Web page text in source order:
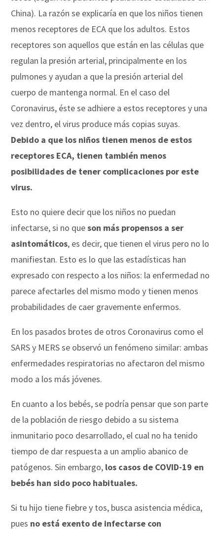
China). La razón se explicaría en que los niños tienen
menos receptores de ECA que los adultos. Estos
receptores son aquellos que están en las células que
regulan la presión arterial, principalmente en los
pulmones y ayudan a que la presión arterial del
cuerpo de mantenga normal. En el caso del
Coronavirus, éste se adhiere a estos receptores y una
vez dentro, el virus produce más copias suyas.
Debido a que los niños tienen menos de estos
receptores ECA, tienen también menos
posibilidades de tener complicaciones por este
virus.
Esto no quiere decir que los niños no puedan
infectarse, si no queson más propensos a ser
asintomáticos, es decir, que tienen el virus pero no lo
manifiestan. Esto es lo que las estadísticas han
expresado con respecto a los niños: la enfermedad no
parece afectarles del mismo modo y tienen menos
probabilidades de caer gravemente enfermos.
En los pasados brotes de otros Coronavirus como el
SARS y MERS se observó un fenómeno similar: ambas
enfermedades respiratorias no afectaron del mismo
modo a los más jóvenes.
En cuanto a los bebés, se podría pensar que son parte
de la población de riesgo debido a su sistema
inmunitario poco desarrollado, el cual no ha tenido
tiempo de dar respuesta a un amplio abanico de
patógenos. Sin embargo, los casos de COVID-19 en
bebés han sido poco habituales.
Si tu hijo tiene fiebre y tos, busca asistencia médica,
pues no está exento de infectarse con